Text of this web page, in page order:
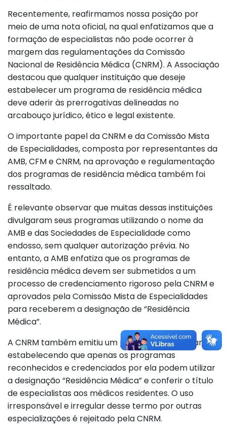
Recentemente, reafirmamos nossa posição por
meio de uma nota oficial, na qual enfatizamos que a
formação de especialistas não pode ocorrer à
margem das regulamentações da Comissão
Nacional de Residência Médica (CNRM). A Associação
destacou que qualquer instituição que deseje
estabelecer um programa de residência médica
deve aderir às prerrogativas delineadas no
arcabouço jurídico, ético e legal existente.
O importante papel da CNRM e da Comissão Mista
de Especialidades, composta por representantes da
AMB, CFM e CNRM, na aprovação e regulamentação
dos programas de residência médica também foi
ressaltado.
É relevante observar que muitas dessas instituições
divulgaram seus programas utilizando o nome da
AMB e das Sociedades de Especialidade como
endosso, sem qualquer autorização prévia. No
entanto, a AMB enfatiza que os programas de
residência médica devem ser submetidos a um
processo de credenciamento rigoroso pela CNRM e
aprovados pela Comissão Mista de Especialidades
para receberem a designação de “Residência
Médica”.
A CNRM também emitiu um posicionamento claro,
estabelecendo que apenas os programas
reconhecidos e credenciados por ela podem utilizar
a designação “Residência Médica” e conferir o título
de especialistas aos médicos residentes. O uso
irresponsável e irregular desse termo por outras
especializações é rejeitado pela CNRM.